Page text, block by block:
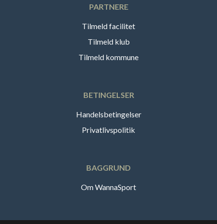
PARTNERE
Tilmeld facilitet
Tilmeld klub
Tilmeld kommune
BETINGELSER
Handelsbetingelser
Privatlivspolitik
BAGGRUND
Om WannaSport